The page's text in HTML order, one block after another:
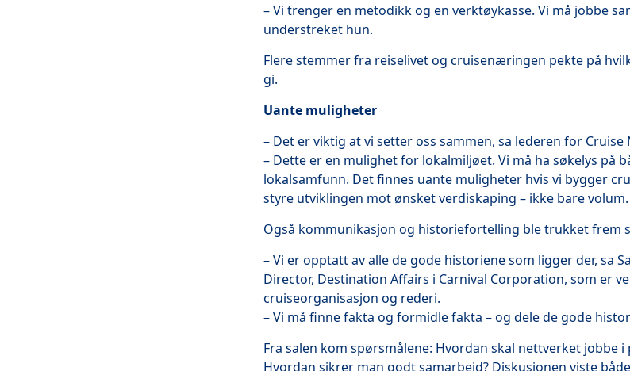
– Vi trenger en metodikk og en verktøykasse. Vi må jobbe
understreket hun.
Flere stemmer fra reiselivet og cruisenæringen pekte på
gi.
Uante muligheter
– Det er viktig at vi setter oss sammen, sa lederen for Cruise
– Dette er en mulighet for lokalmiljøet. Vi må ha søkelys på
lokalsamfunn. Det finnes uante muligheter hvis vi bygger
styre utviklingen mot ønsket verdiskaping – ikke bare volum.
Også kommunikasjon og historiefortelling ble trukket frem
– Vi er opptatt av alle de gode historiene som ligger der, sa
Director, Destination Affairs i Carnival Corporation, som er
cruiseorganisasjon og rederi.
– Vi må finne fakta og formidle fakta – og dele de gode
Fra salen kom spørsmålene: Hvordan skal nettverket jobbe i
Hvordan sikrer man godt samarbeid? Diskusjonen viste